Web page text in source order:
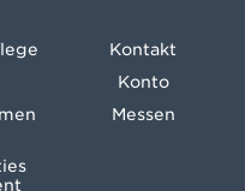
Kontakt
Konto
Messen